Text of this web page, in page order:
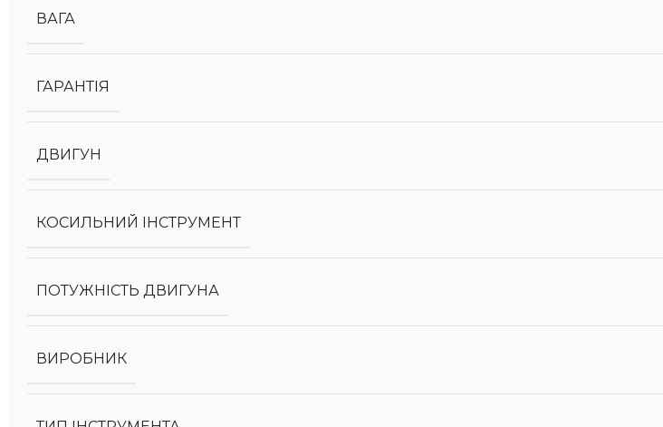
ВАГА
ГАРАНТІЯ
ДВИГУН
КОСИЛЬНИЙ ІНСТРУМЕНТ
ПОТУЖНІСТЬ ДВИГУНА
ВИРОБНИК